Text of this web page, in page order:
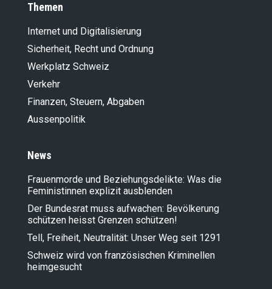
Themen
Internet und Digitalisierung
Sicherheit, Recht und Ordnung
Werkplatz Schweiz
Verkehr
Finanzen, Steuern, Abgaben
Aussenpolitik
News
Frauenmorde und Beziehungsdelikte: Was die
Feministinnen explizit ausblenden
Der Bundesrat muss aufwachen: Bevölkerung
schützen heisst Grenzen schützen!
Tell, Freiheit, Neutralität: Unser Weg seit 1291
Schweiz wird von französischen Kriminellen
heimgesucht